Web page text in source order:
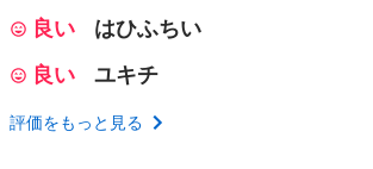
良い
はひふちい
良い
ユキチ
評価をもっと見る